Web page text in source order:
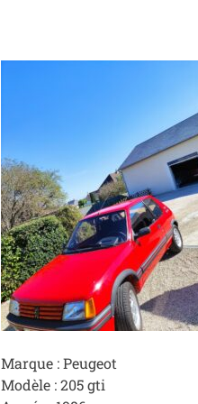
Marque : Peugeot
Modèle : 205 gti